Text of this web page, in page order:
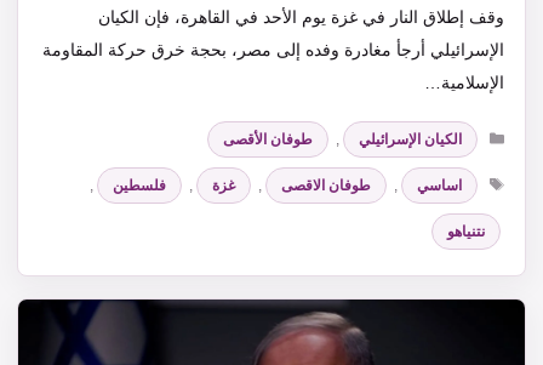
وقف إطلاق النار في غزة يوم الأحد في القاهرة، فإن الكيان
الإسرائيلي أرجأ مغادرة وفده إلى مصر، بحجة خرق حركة المقاومة
الإسلامية…
التصنيفات
الكيان الإسرائيلي ,
طوفان الأقصى
الوسوم
اساسي , طوفان الاقصى , غزة , فلسطين ,
نتنياهو